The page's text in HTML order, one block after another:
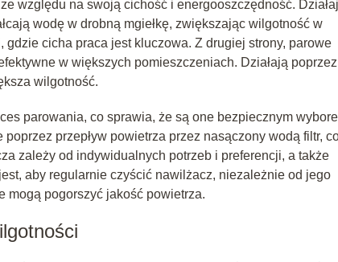
względu na swoją cichość i energooszczędność.
wodę w drobną mgiełkę, zwiększając wilgotność w
cicha praca jest kluczowa. Z drugiej strony, parowe
w większych pomieszczeniach. Działają poprzez
wilgotność.
parowania, co sprawia, że są one bezpiecznym
przepływ powietrza przez nasączony wodą filtr,
zależy od indywidualnych potrzeb i preferencji, a także
aby regularnie czyścić nawilżacz, niezależnie od jego
mogą pogorszyć jakość powietrza.